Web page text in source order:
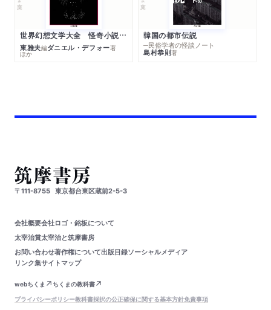
世界幻想文学大全 怪奇小説精華
東雅夫編ダニエル・デフォー著
ほか
韓国の都市伝説
─民俗学者の怪談ノート
島村恭則著
〒111-8755 東京都台東区蔵前2-5-3
会社概要会社ロゴ・銘板について
太宰治賞太宰治と筑摩書房
お問い合わせ著作権について出版目録ソーシャルメディア
リンク集サイトマップ
webちくま
ちくまの教科書
プライバシーポリシー教科書採択の公正確保に関する基本方針免責事項